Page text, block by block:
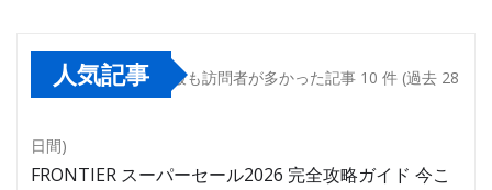
人気記事 最も訪問者が多かった記事 10 件 (過去 28
日間)
FRONTIER スーパーセール2026 完全攻略ガイド 今こ